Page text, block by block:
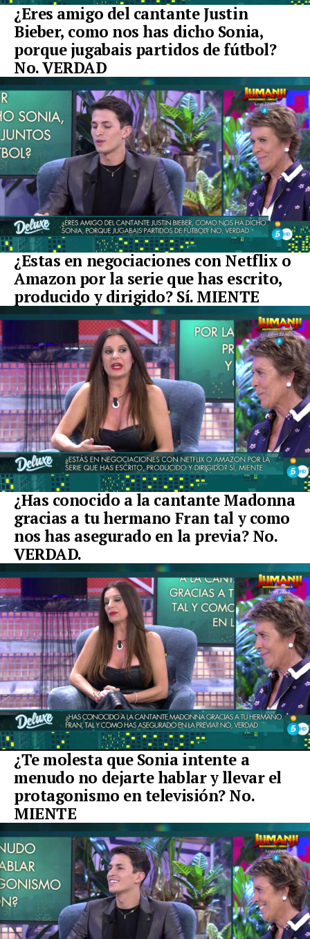
¿Eres amigo del cantante Justin
Bieber, como nos has dicho Sonia,
porque jugabais partidos de fútbol?
No. VERDAD
¿Estas en negociaciones con Netflix o
Amazon por la serie que has escrito,
producido y dirigido? Sí. MIENTE
¿Has conocido a la cantante Madonna
gracias a tu hermano Fran tal y como
nos has asegurado en la previa? No.
VERDAD.
¿Te molesta que Sonia intente a
menudo no dejarte hablar y llevar el
protagonismo en televisión? No.
MIENTE